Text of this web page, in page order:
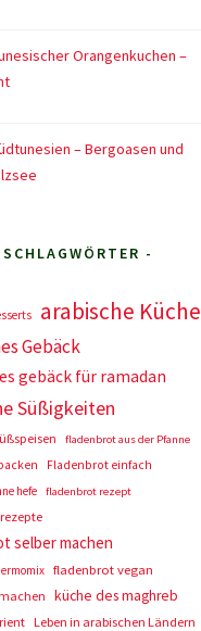
Orangenkuchen –
– Bergoasen und
-
arabische Küche
Gebäck
gebäck für ramadan
Süßigkeiten
fladenbrot aus der Pfanne
Fladenbrot einfach
hefe
fladenbrot rezept
selber machen
fladenbrot vegan
küche des maghreb
Leben in arabischen Ländern